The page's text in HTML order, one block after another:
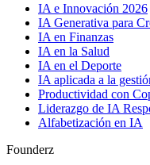
IA e Innovación 2026
IA Generativa para
IA en Finanzas
IA en la Salud
IA en el Deporte
IA aplicada a la
Productividad con
Liderazgo de IA
Alfabetización en IA
Founderz